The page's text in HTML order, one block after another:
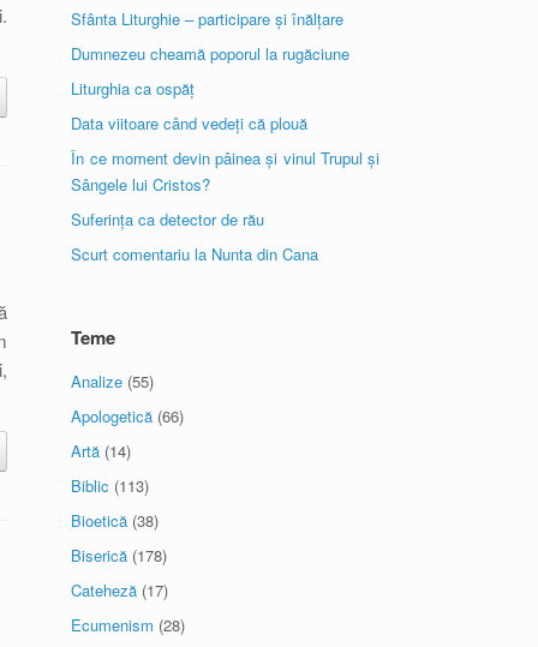
Sfânta Liturghie – participare și înălțare
Dumnezeu cheamă poporul la rugăciune
Liturghia ca ospăț
Data viitoare când vedeți că plouă
În ce moment devin pâinea și vinul Trupul și
Sângele lui Cristos?
Suferința ca detector de rău
Scurt comentariu la Nunta din Cana
Teme
Analize (55)
Apologetică (66)
Artă (14)
Biblic (113)
Bioetică (38)
Biserică (178)
Cateheză (17)
Ecumenism (28)